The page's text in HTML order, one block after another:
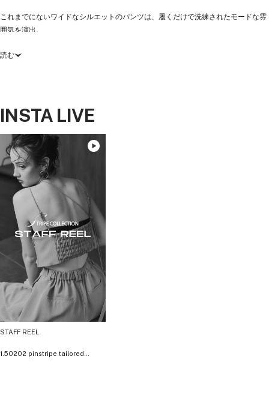
これまでにないワイドなシルエットのパンツは、履くだけで洗練されたモードな雰
囲気を演出。
着こなしに変化をつけられます。
合わせるインナーは、corset style sheer tops（品番：50196）
ブロッキングデザインが個性的なトップス
と、ワイドパンツを合わせたコーデも◎
ピンストライプの魅力を最大限に活かした、特別なセットアップで個性を楽しんで
ください。
※洗濯方法：クリーニング店にご相談ください。
Color
gray / beige
Material
ビスチェ
表地：ポリエステル80％、レーヨン16％、ポリウレタン4％
裏地：ポリエステル100％
む
INSTA LIVE
STAFF REEL
1.50202 pinstripe tailored